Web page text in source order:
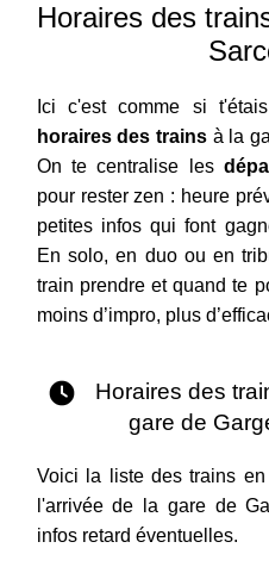
Horaires des
Ici c'est comme si
horaires des trains à la
On te centralise les
pour rester zen : heure
petites infos qui font
En solo, en duo ou en
train prendre et quand te
moins d’impro, plus
Horaires des
gare de
Voici la liste des trains
l'arrivée de la gare de
infos retard éventuelles.